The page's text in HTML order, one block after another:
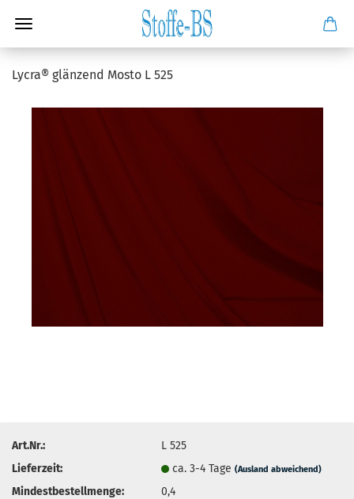
Lycra® glänzend Mosto L 525
Art.Nr.:
L 525
Lieferzeit:
ca. 3-4 Tage(Ausland abweichend)
Mindestbestellmenge: 0,4